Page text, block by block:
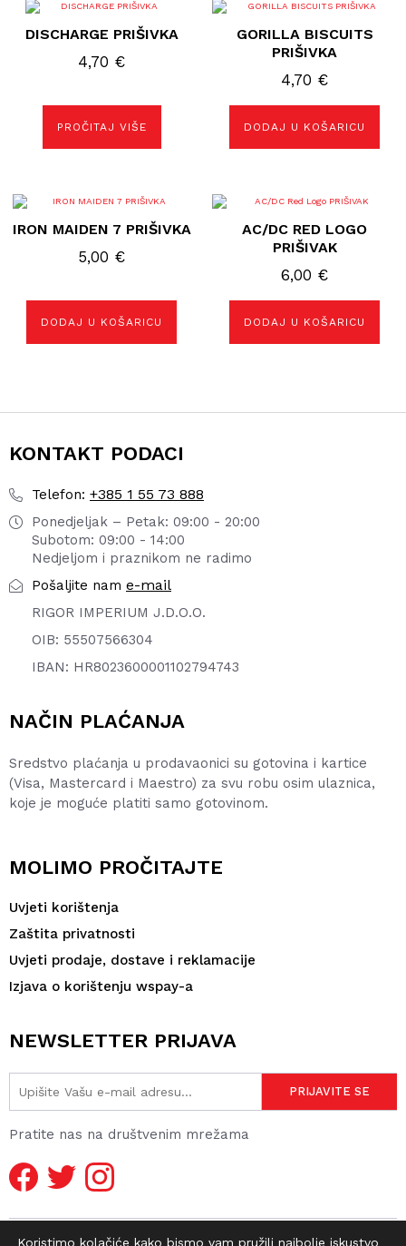
DISCHARGE PRIŠIVKA
4,70 €
PROČITAJ VIŠE
GORILLA BISCUITS
PRIŠIVKA
4,70 €
DODAJ U KOŠARICU
IRON MAIDEN 7 PRIŠIVKA
5,00 €
DODAJ U KOŠARICU
AC/DC RED LOGO
PRIŠIVAK
6,00 €
DODAJ U KOŠARICU
KONTAKT PODACI
Telefon: +385 1 55 73 888
Ponedjeljak – Petak: 09:00 - 20:00
Subotom: 09:00 - 14:00
Nedjeljom i praznikom ne radimo
Pošaljite nam e-mail
RIGOR IMPERIUM J.D.O.O.
OIB: 55507566304
IBAN: HR8023600001102794743
NAČIN PLAĆANJA
Sredstvo plaćanja u prodavaonici su gotovina i kartice
(Visa, Mastercard i Maestro) za svu robu osim ulaznica,
koje je moguće platiti samo gotovinom.
MOLIMO PROČITAJTE
Uvjeti korištenja
Zaštita privatnosti
Uvjeti prodaje, dostave i reklamacije
Izjava o korištenju wspay-a
NEWSLETTER PRIJAVA
Pratite nas na društvenim mrežama
Koristimo kolačiće kako bismo vam pružili najbolje iskustvo